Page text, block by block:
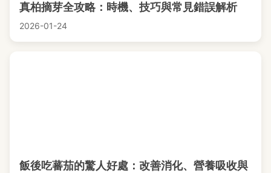
真柏摘芽全攻略：時機、技巧與常見錯誤解析
2026-01-24
飯後吃蕃茄的驚人好處：改善消化、營養吸收與